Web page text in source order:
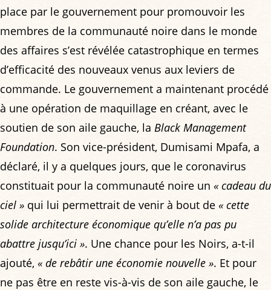
place par le gouvernement pour promouvoir les
membres de la communauté noire dans le monde
des affaires s’est révélée catastrophique en termes
d’efficacité des nouveaux venus aux leviers de
commande. Le gouvernement a maintenant procédé
à une opération de maquillage en créant, avec le
soutien de son aile gauche, la Black Management
Foundation. Son vice-président, Dumisami Mpafa, a
déclaré, il y a quelques jours, que le coronavirus
constituait pour la communauté noire un « cadeau du
ciel » qui lui permettrait de venir à bout de « cette
solide architecture économique qu’elle n’a pas pu
abattre jusqu’ici ». Une chance pour les Noirs, a-t-il
ajouté, « de rebâtir une économie nouvelle ». Et pour
ne pas être en reste vis-à-vis de son aile gauche, le